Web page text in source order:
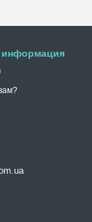
информация